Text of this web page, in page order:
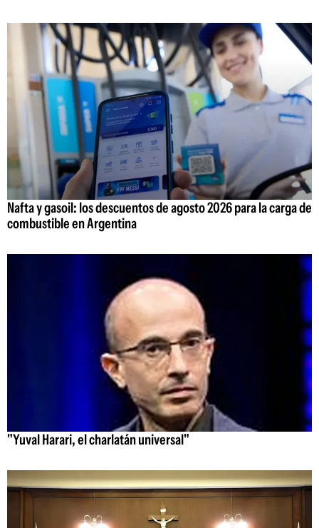
Nafta y gasoil: los descuentos de agosto 2026 para la carga de
combustible en Argentina
"Yuval Harari, el charlatán universal"